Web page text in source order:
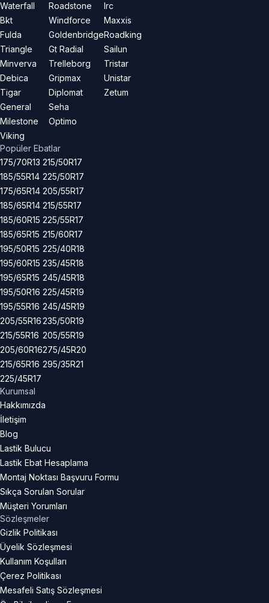
Waterfall
Bkt
Fulda
Triangle
Minverva
Debica
Tigar
General
Milestone
Viking
Roadstone
Windforce
Goldenbridge
Gt Radial
Trelleborg
Gripmax
Diplomat
Seha
Optimo
Irc
Maxxis
Roadking
Sailun
Tristar
Unistar
Zetum
Popüler Ebatlar
175/70R13
185/55R14
175/65R14
185/65R14
185/60R15
185/65R15
195/50R15
195/60R15
195/65R15
195/50R16
195/55R16
205/55R16
215/55R16
205/60R16
215/65R16
225/45R17
215/50R17
225/50R17
205/55R17
215/55R17
225/55R17
215/60R17
225/40R18
235/45R18
245/45R18
225/45R19
245/45R19
235/50R19
205/55R19
275/45R20
295/35R21
Kurumsal
Hakkımızda
İletişim
Blog
Lastik Bulucu
Lastik Ebat Hesaplama
Montaj Noktası Başvuru Formu
Sıkça Sorulan Sorular
Müşteri Yorumları
Sözleşmeler
Gizlik Politikası
Üyelik Sözleşmesi
Kullanım Koşulları
Çerez Politikası
Mesafeli Satış Sözleşmesi